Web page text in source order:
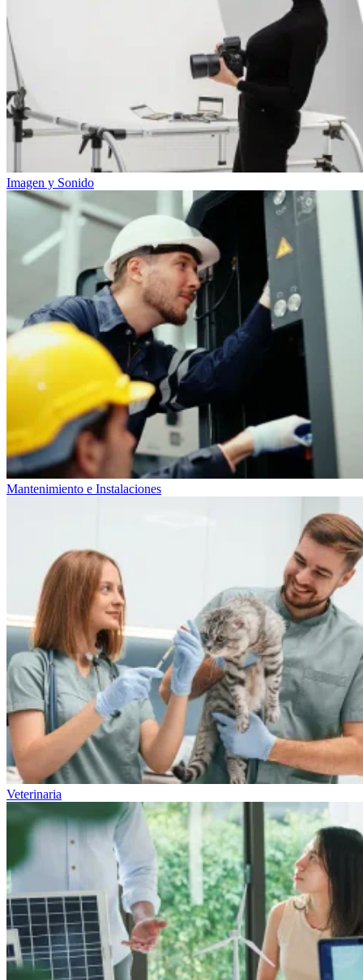
Imagen y Sonido
Mantenimiento e Instalaciones
Veterinaria